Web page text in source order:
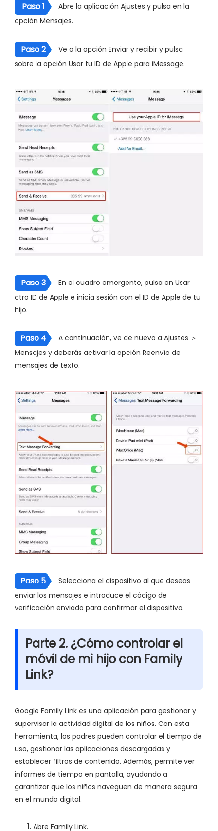
Paso 1
Abre la aplicación Ajustes y pulsa en la
opción Mensajes.
Paso 2
Ve a la opción Enviar y recibir y pulsa
sobre la opción Usar tu ID de Apple para iMessage.
Paso 3
En el cuadro emergente, pulsa en Usar
otro ID de Apple e inicia sesión con el ID de Apple de tu
hijo.
Paso 4
A continuación, ve de nuevo a Ajustes ＞
Mensajes y deberás activar la opción Reenvío de
mensajes de texto.
Paso 5
Selecciona el dispositivo al que deseas
enviar los mensajes e introduce el código de
verificación enviado para confirmar el dispositivo.
Parte 2. ¿Cómo controlar el
móvil de mi hijo con Family
Link?
Google Family Link es una aplicación para gestionar y
supervisar la actividad digital de los niños. Con esta
herramienta, los padres pueden controlar el tiempo de
uso, gestionar las aplicaciones descargadas y
establecer filtros de contenido. Además, permite ver
informes de tiempo en pantalla, ayudando a
garantizar que los niños naveguen de manera segura
en el mundo digital.
Abre Family Link.